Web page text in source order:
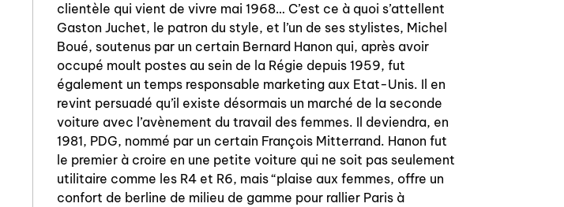
clientèle qui vient de vivre mai 1968… C’est ce à quoi s’attellent
Gaston Juchet, le patron du style, et l’un de ses stylistes, Michel
Boué, soutenus par un certain Bernard Hanon qui, après avoir
occupé moult postes au sein de la Régie depuis 1959, fut
également un temps responsable marketing aux Etat-Unis. Il en
revint persuadé qu’il existe désormais un marché de la seconde
voiture avec l’avènement du travail des femmes. Il deviendra, en
1981, PDG, nommé par un certain François Mitterrand. Hanon fut
le premier à croire en une petite voiture qui ne soit pas seulement
utilitaire comme les R4 et R6, mais “plaise aux femmes, offre un
confort de berline de milieu de gamme pour rallier Paris à